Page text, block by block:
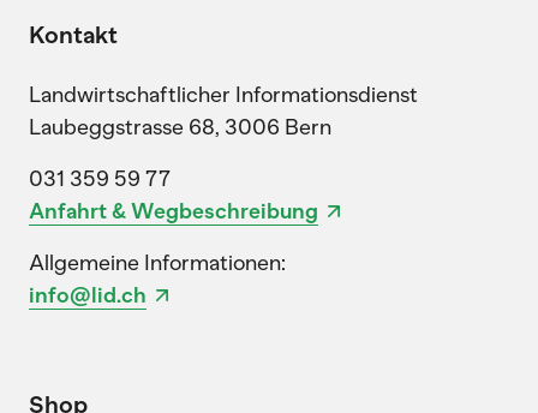
Kontakt
Landwirtschaftlicher Informationsdienst
Laubeggstrasse 68, 3006 Bern
031 359 59 77
Anfahrt & Wegbeschreibung
Allgemeine Informationen:
info@lid.ch
Shop